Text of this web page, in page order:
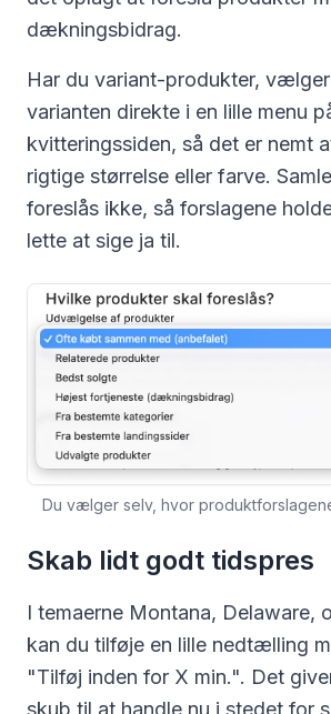
dækningsbidrag.
Har du variant-produkter,
varianten direkte i en lille menu
kvitteringssiden, så det er nemt
rigtige størrelse eller farve.
foreslås ikke, så forslagene
lette at sige ja til.
Du vælger selv, hvor
Skab lidt godt tidspres
I temaerne Montana, Delaware,
kan du tilføje en lille nedtælling
"Tilføj inden for X min.". Det
skub til at handle nu i stedet for